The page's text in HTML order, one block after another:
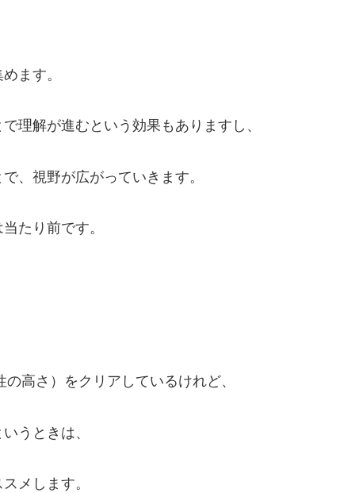
ます。
理解が進むという効果もありますし、
、視野が広がっていきます。
たり前です。
高さ）をクリアしているけれど、
うときは、
メします。